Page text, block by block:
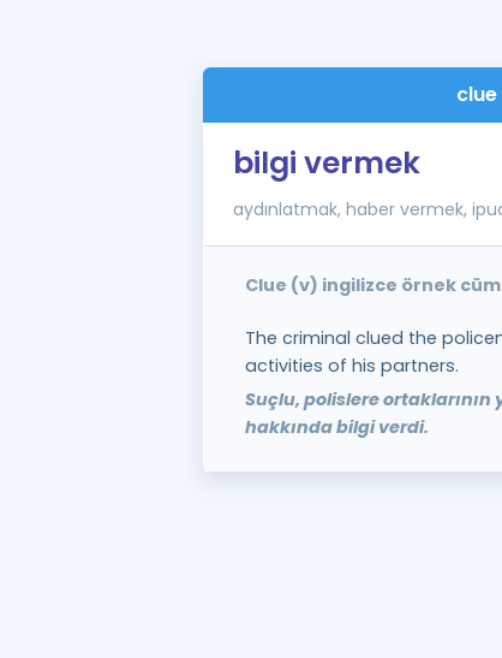
bilgi vermek
aydınlatmak, haber vermek,
Clue (v) ingilizce örnek
The criminal clued the
activities of his partners.
Suçlu, polislere ortaklarının
hakkında bilgi verdi.